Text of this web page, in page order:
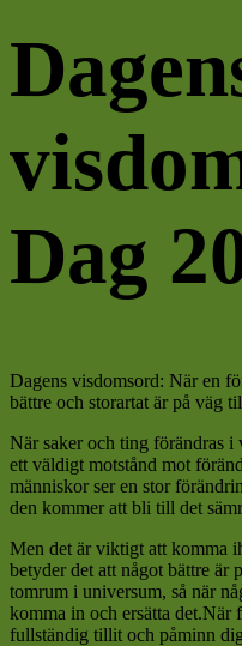
Dag
Dagens visdomsord: När en
bättre och storartat är på väg
När saker och ting förändras
ett väldigt motstånd mot
människor ser en stor
den kommer att bli till det
Men det är viktigt att komma
betyder det att något bättre är
tomrum i universum, så när
komma in och ersätta det.När
fullständig tillit och påminn